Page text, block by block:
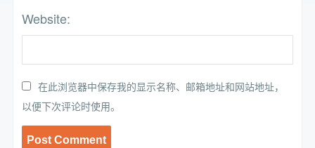
Website:
在此浏览器中保存我的显示名称、邮箱地址和网站地址，
以便下次评论时使用。